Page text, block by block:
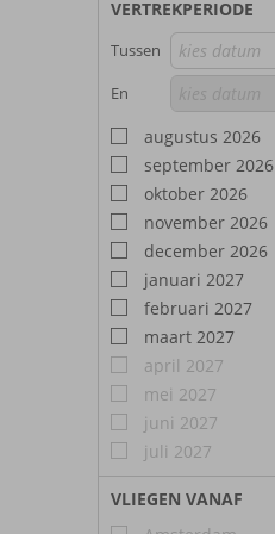
VERTREKPERIODE
Tussen
En
augustus 2026
september 2026
oktober 2026
november 2026
december 2026
januari 2027
februari 2027
maart 2027
april 2027
mei 2027
juni 2027
juli 2027
VLIEGEN VANAF